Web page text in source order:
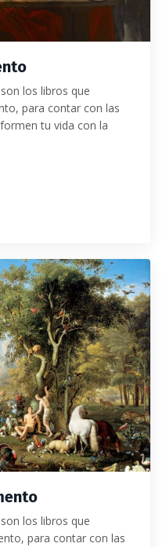
los libros que
para contar con las
tu vida con la
los libros que
para contar con las